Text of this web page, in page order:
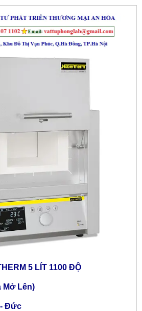
5 LÍT 1100 ĐỘ
Mở Lên)
- Đức